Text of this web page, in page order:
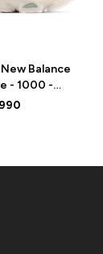
Balance
- 1000 -
CLAY